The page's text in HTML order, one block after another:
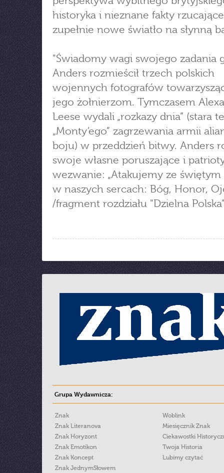
historyka i nieznane fakty rzucające
zupełnie nowe światło na słynną
"Świadomy wagi swojego zadania
Anders rozmieścił trzech polskich
wojennych fotografów
jego żołnierzom. Tymczasem
Leese wydali „rozkazy dnia” (stara
„Monty’ego” zagrzewania armii
boju) w przeddzień bitwy. Anders
swoje własne poruszające i
wezwanie: „Atakujemy ze świętym
w naszych sercach: Bóg, Honor,
/fragment rozdziału "Dzielna
Grupa Wydawnicza:
Znak
Znak Literanova
Znak Horyzont
Znak Emotikon
Znak Koncept
Znak JednymSłowem
Woblink
Miesięcznik Znak
Ciekawostki
Twoja Historia
Lubimy czytać